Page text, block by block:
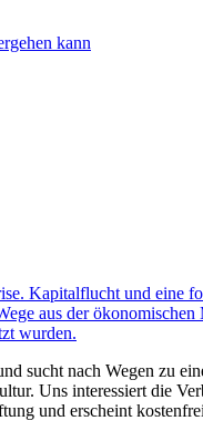
kann
Kapitalflucht und eine
aus der
wurden.
sucht nach Wegen zu
Uns interessiert die
und erscheint